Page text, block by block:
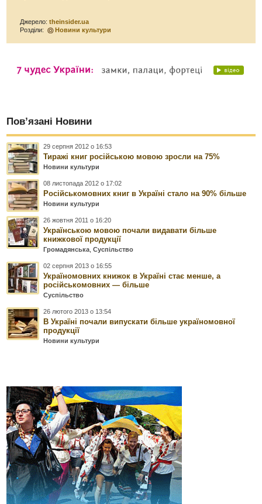
Джерело:theinsider.ua
Розділи:
Новини культури
Пов’язані Новини
29 серпня 2012 о 16:53
Тиражі книг російською мовою зросли на 75%
Новини культури
08 листопада 2012 о 17:02
Російськомовних книг в Україні стало на 90% більше
Новини культури
26 жовтня 2011 о 16:20
Українською мовою почали видавати більше
книжкової продукції
Громадянська ,Суспільство
02 серпня 2013 о 16:55
Україномовних книжок в Україні стає менше, а
російськомовних — більше
Суспільство
26 лютого 2013 о 13:54
В Україні почали випускати більше україномовної
продукції
Новини культури